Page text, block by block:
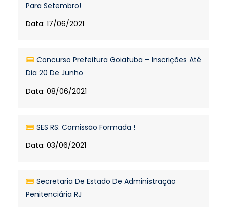
Para Setembro!
Data: 17/06/2021
Concurso Prefeitura Goiatuba – Inscrições Até
Dia 20 De Junho
Data: 08/06/2021
SES RS: Comissão Formada !
Data: 03/06/2021
Secretaria De Estado De Administração
Penitenciária RJ